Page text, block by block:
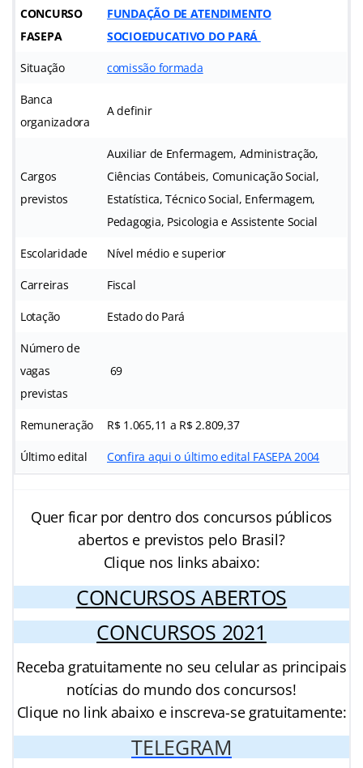
CONCURSO
FASEPA
FUNDAÇÃO DE ATENDIMENTO
SOCIOEDUCATIVO DO PARÁ
Situação comissão formada
Banca
organizadora
A definir
Cargos
previstos
Auxiliar de Enfermagem, Administração,
Ciências Contábeis, Comunicação Social,
Estatística, Técnico Social, Enfermagem,
Pedagogia, Psicologia e Assistente Social
Escolaridade Nível médio e superior
Carreiras Fiscal
Lotação Estado do Pará
Número de
vagas
previstas
69
Remuneração R$ 1.065,11 a R$ 2.809,37
Último edital Confira aqui o último edital FASEPA 2004
Quer ficar por dentro dos concursos públicos
abertos e previstos pelo Brasil?
Clique nos links abaixo:
CONCURSOS ABERTOS
CONCURSOS 2021
Receba gratuitamente no seu celular as principais
notícias do mundo dos concursos!
Clique no link abaixo e inscreva-se gratuitamente:
TELEGRAM